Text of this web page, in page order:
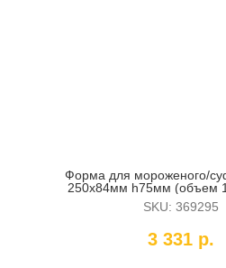
Форма для мороженого/
250х84мм h75мм (объем
ke022s
SKU: 369295
3 331 р.